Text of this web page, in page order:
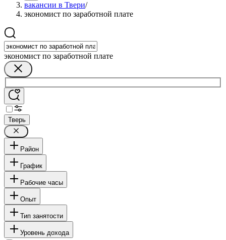
вакансии в Твери/
экономист по заработной плате
экономист по заработной плате
Тверь
Район
График
Рабочие часы
Опыт
Тип занятости
Уровень дохода